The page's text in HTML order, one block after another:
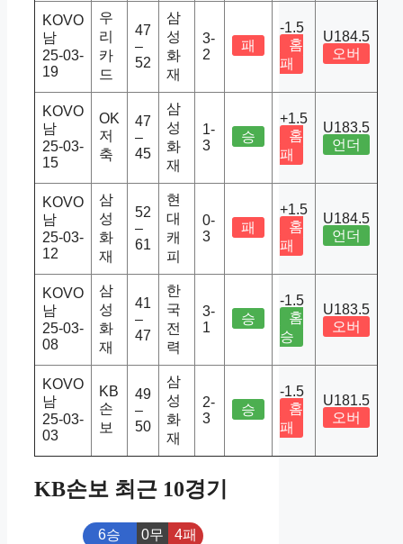
KOVO
남
25-03-
19
우
리
카
드
47
–
52
삼
성
화
재
3-
2
패
-1.5
홈
패
U184.5
오버
KOVO
남
25-03-
15
OK
저
축
47
–
45
삼
성
화
재
1-
3
승
+1.5
홈
패
U183.5
언더
KOVO
남
25-03-
12
삼
성
화
재
52
–
61
현
대
캐
피
0-
3
패
+1.5
홈
패
U184.5
언더
KOVO
남
25-03-
08
삼
성
화
재
41
–
47
한
국
전
력
3-
1
승
-1.5
홈
승
U183.5
오버
KOVO
남
25-03-
03
KB
손
보
49
–
50
삼
성
화
재
2-
3
승
-1.5
홈
패
U181.5
오버
KB손보 최근 10경기
6승 0무 4패